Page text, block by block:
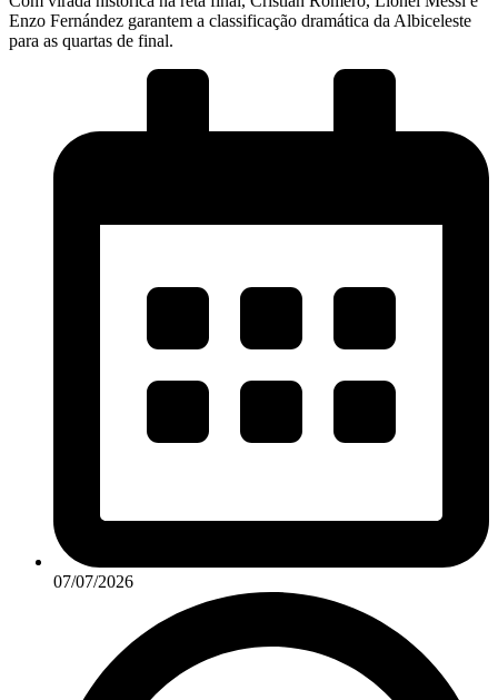
Enzo Fernández garantem a classificação dramática da Albiceleste
para as quartas de final.
07/07/2026